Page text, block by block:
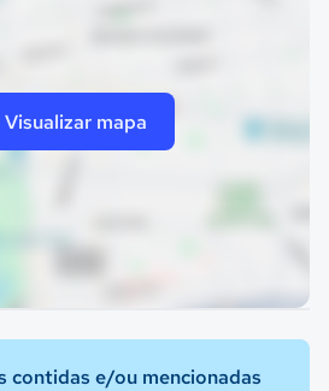
Visualizar mapa
contidas e/ou mencionadas